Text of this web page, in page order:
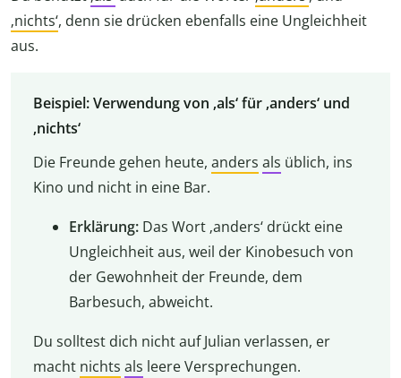
‚nichts‘, denn sie drücken ebenfalls eine Ungleichheit
aus.
Beispiel: Verwendung von ‚als‘ für ‚anders‘ und
‚nichts‘
Die Freunde gehen heute, anders als üblich, ins
Kino und nicht in eine Bar.
Erklärung:Das Wort ‚anders‘ drückt eine
Ungleichheit aus, weil der Kinobesuch von
der Gewohnheit der Freunde, dem
Barbesuch, abweicht.
Du solltest dich nicht auf Julian verlassen, er
macht nichts als leere Versprechungen.